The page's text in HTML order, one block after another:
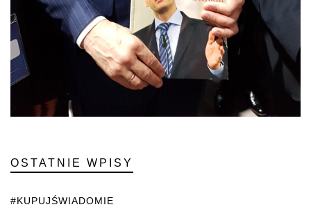
OSTATNIE WPISY
#KUPUJŚWIADOMIE